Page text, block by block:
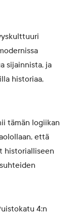
sijainnista, ja
historiaa,
tämän logiikan
että
historialliseen
4:n